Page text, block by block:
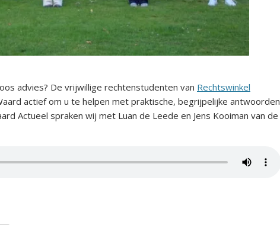
advies? De vrijwillige rechtenstudenten van Rechtswinkel
actief om u te helpen met praktische, begrijpelijke antwoorden
Actueel spraken wij met Luan de Leede en Jens Kooiman van de